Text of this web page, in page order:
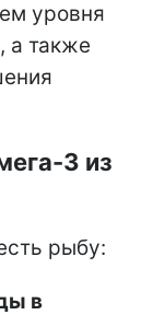
уровня
а также
3 из
рыбу:
в